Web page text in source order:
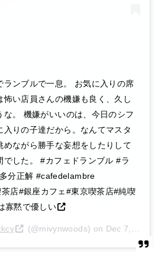
ランブルで一息。 お気に入りの席
怖い店員さんの機嫌も良く、久し
な。 機嫌がいいのは、今日のシフ
入りの子達だから。なんてマスタ
めながら勝手な妄想をしたりして
でした。 #カフェドランブル #ラ
分正解 #cafedelambre
店#銀座カフェ#東京喫茶店#純喫
寡黙で優しい
(@mivynwoods) on Dec 7, 2019 at 12:41am PST